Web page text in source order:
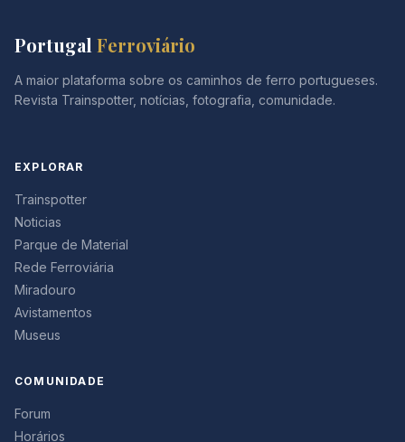
Portugal Ferroviário
A maior plataforma sobre os caminhos de ferro portugueses.
Revista Trainspotter, notícias, fotografia, comunidade.
EXPLORAR
Trainspotter
Noticias
Parque de Material
Rede Ferroviária
Miradouro
Avistamentos
Museus
COMUNIDADE
Forum
Horários